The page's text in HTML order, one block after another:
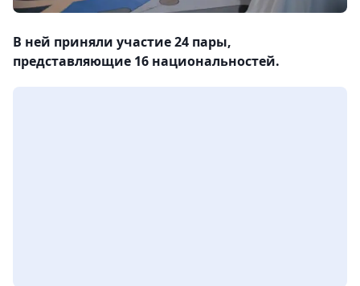
В ней приняли участие 24 пары,
представляющие 16 национальностей.